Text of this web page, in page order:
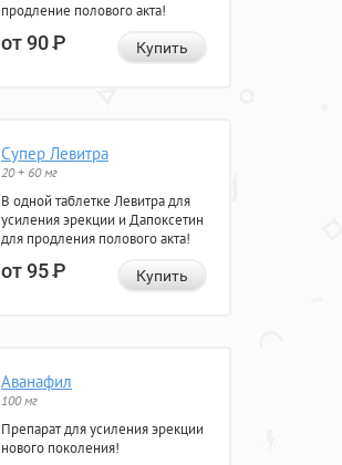
продление полового акта!
от 90Р Купить
Супер Левитра
20 + 60 мг
В одной таблетке Левитра для
усиления эрекции и Дапоксетин
для продления полового акта!
от 95Р Купить
Аванафил
100 мг
Препарат для усиления эрекции
нового поколения!